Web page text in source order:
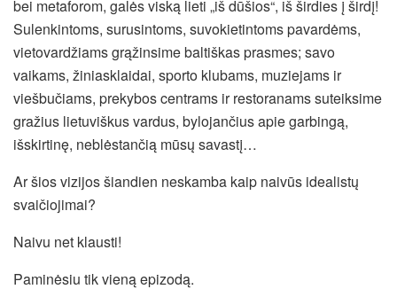
bei metaforom, galės viską lieti „iš dūšios“, iš širdies į širdį!
Sulenkintoms, surusintoms, suvokietintoms pavardėms,
vietovardžiams grąžinsime baltiškas prasmes; savo
vaikams, žiniasklaidai, sporto klubams, muziejams ir
viešbučiams, prekybos centrams ir restoranams suteiksime
gražius lietuviškus vardus, bylojančius apie garbingą,
išskirtinę, neblėstančią mūsų savastį…
Ar šios vizijos šiandien neskamba kaip naivūs idealistų
svaičiojimai?
Naivu net klausti!
Paminėsiu tik vieną epizodą.